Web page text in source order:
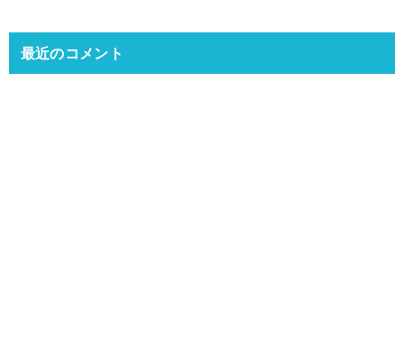
最近のコメント